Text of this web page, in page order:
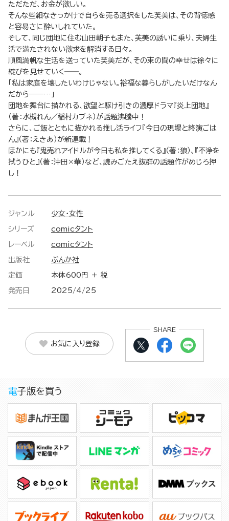
ただただ、お金が欲しい。
そんな些細なきっかけで自らを売る選択をした芙美は、その背徳感
と容易さに酔いしれていた。
そして、同じ団地に住む山田朝子もまた、芙美の誘いに乗り、夫婦生
活で満たされない欲求を解消する日々。
順風満帆な生活を送っていた芙美だが、その束の間の幸せは徐々に
綻びを見せていく――。
「私は家庭を壊したいわけじゃない。裕福な暮らしがしたいだけなん
だから――…」
団地を舞台に描かれる、欲望と駆け引きの濃厚ドラマ『炎上団地』
（著：水槻れん／稲村カブネ）が話題沸騰中！
さらに、ご飯とともに描かれる推し活ライフ『今日の現場と終演ごは
ん』（著：えきあ）が新連載！
ほかにも『鬼売れアイドルが今日も私を推してくる』（著：狼）、『不浄を
拭うひと』（著：沖田×華）など、読みごたえ抜群の話題作がめじろ押
し！
ジャンル 少女・女性
シリーズ comicタント
レーベル comicタント
出版社 ぶんか社
定価 本体600円 ＋ 税
発売日 2025/4/25
お気に入り登録
SHARE
電子版を買う